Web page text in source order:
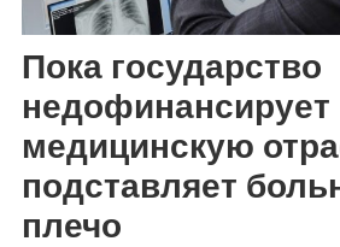
Пока государство
недофинансирует
медицинскую
подставляет
плечо